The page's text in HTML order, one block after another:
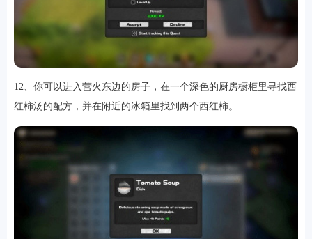
12、你可以进入营火东边的房子，在一个深色的厨房橱柜里寻找西
红柿汤的配方，并在附近的冰箱里找到两个西红柿。